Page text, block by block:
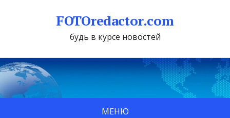
FOTOredactor.com
будь в курсе новостей
МЕНЮ